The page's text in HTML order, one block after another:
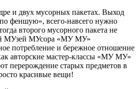
и двух мусорных пакетах. Выход
феншую», всего-навсего нужно
второго мусорного пакета не
МУзей МУсора «МУ МУ»
потребление и бережное отношение
авторские мастер-классы «МУ МУ»
перерождение старых предметов в
красивые вещи!